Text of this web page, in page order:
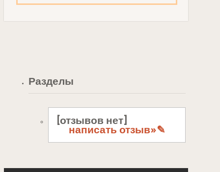
Разделы
[отзывов нет]
написать отзыв»✎